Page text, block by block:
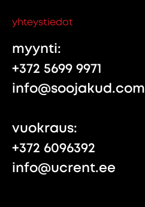
yhteystiedot
myynti:
+372 5699 9971
info@soojakud.com
vuokraus:
+372 6096392
info@ucrent.ee